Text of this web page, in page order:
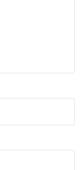
ธีการเพิ่ม
ช่น 2 x 3